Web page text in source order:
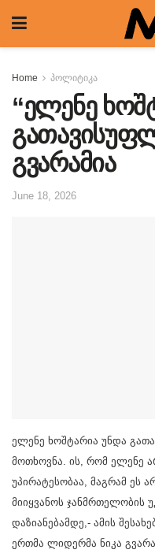
Home პოლიტიკა
“ელენე
გვარამია
June 18, 2026
ელენე ხოშტარია უნდა
მოთხოვნა. ის, რომ ელენე
უპირატესობაა, მაგრამ ეს
მიიყვანოს ჯანმრთელობის
დაზიანებამდე,- ამის
ერთმა ლიდერმა ნიკა